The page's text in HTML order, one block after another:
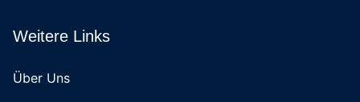
Weitere Links
Über Uns